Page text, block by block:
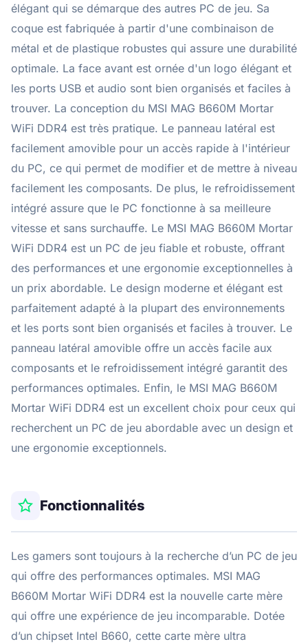
élégant qui se démarque des autres PC de jeu. Sa
coque est fabriquée à partir d'une combinaison de
métal et de plastique robustes qui assure une durabilité
optimale. La face avant est ornée d'un logo élégant et
les ports USB et audio sont bien organisés et faciles à
trouver. La conception du MSI MAG B660M Mortar
WiFi DDR4 est très pratique. Le panneau latéral est
facilement amovible pour un accès rapide à l'intérieur
du PC, ce qui permet de modifier et de mettre à niveau
facilement les composants. De plus, le refroidissement
intégré assure que le PC fonctionne à sa meilleure
vitesse et sans surchauffe. Le MSI MAG B660M Mortar
WiFi DDR4 est un PC de jeu fiable et robuste, offrant
des performances et une ergonomie exceptionnelles à
un prix abordable. Le design moderne et élégant est
parfaitement adapté à la plupart des environnements
et les ports sont bien organisés et faciles à trouver. Le
panneau latéral amovible offre un accès facile aux
composants et le refroidissement intégré garantit des
performances optimales. Enfin, le MSI MAG B660M
Mortar WiFi DDR4 est un excellent choix pour ceux qui
recherchent un PC de jeu abordable avec un design et
une ergonomie exceptionnels.
Fonctionnalités
Les gamers sont toujours à la recherche d’un PC de jeu
qui offre des performances optimales. MSI MAG
B660M Mortar WiFi DDR4 est la nouvelle carte mère
qui offre une expérience de jeu incomparable. Dotée
d’un chipset Intel B660, cette carte mère ultra